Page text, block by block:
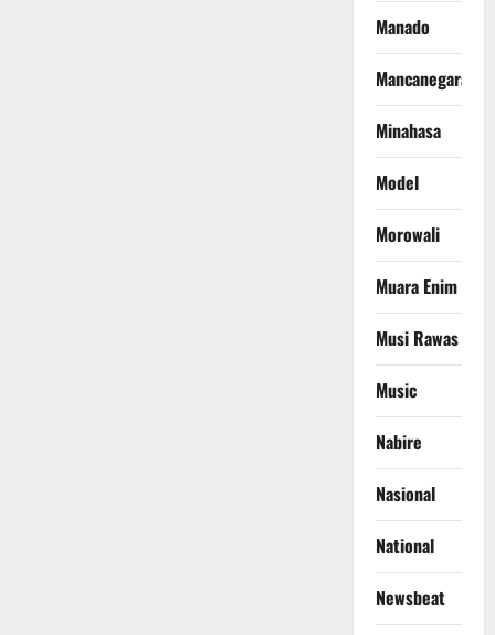
Manado
Mancanegara
Minahasa
Model
Morowali
Muara Enim
Musi Rawas
Music
Nabire
Nasional
National
Newsbeat